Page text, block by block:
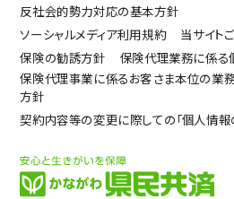
反社会的勢力対応の基本方針
ソーシャルメディア利用規約
当サイト
保険の勧誘方針
保険代理業務に係る
保険代理事業に係るお客さま本位の業
方針
契約内容等の変更に際しての「個人情報